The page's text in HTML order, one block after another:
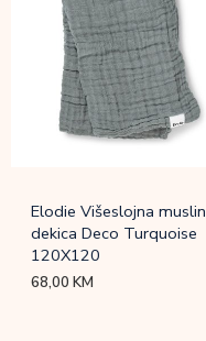
Elodie Višeslojna muslin
dekica Deco Turquoise
120X120
68,00KM